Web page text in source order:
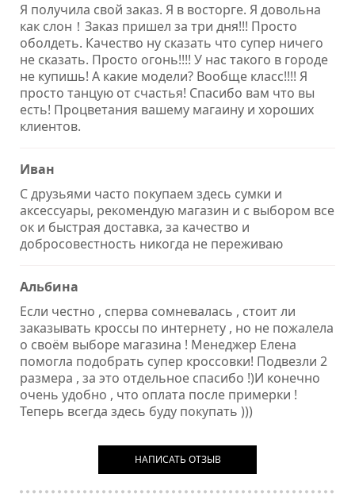
Я получила свой заказ. Я в восторге. Я довольна
как слон！Заказ пришел за три дня!!! Просто
оболдеть. Качество ну сказать что супер ничего
не сказать. Просто огонь!!!! У нас такого в городе
не купишь! А какие модели? Вообще класс!!!! Я
просто танцую от счастья! Спасибо вам что вы
есть! Процветания вашему магаину и хороших
клиентов.
Иван
С друзьями часто покупаем здесь сумки и
аксессуары, рекомендую магазин и с выбором все
ок и быстрая доставка, за качество и
добросовестность никогда не переживаю
Альбина
Если честно , сперва сомневалась , стоит ли
заказывать кроссы по интернету , но не пожалела
о своём выборе магазина ! Менеджер Елена
помогла подобрать супер кроссовки! Подвезли 2
размера , за это отдельное спасибо !)И конечно
очень удобно , что оплата после примерки !
Теперь всегда здесь буду покупать )))
НАПИСАТЬ ОТЗЫВ